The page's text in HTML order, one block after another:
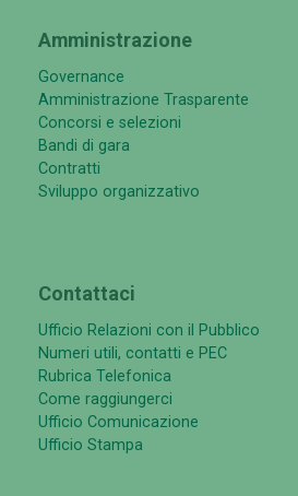
Amministrazione
Governance
Amministrazione Trasparente
Concorsi e selezioni
Bandi di gara
Contratti
Sviluppo organizzativo
Contattaci
Ufficio Relazioni con il Pubblico
Numeri utili, contatti e PEC
Rubrica Telefonica
Come raggiungerci
Ufficio Comunicazione
Ufficio Stampa